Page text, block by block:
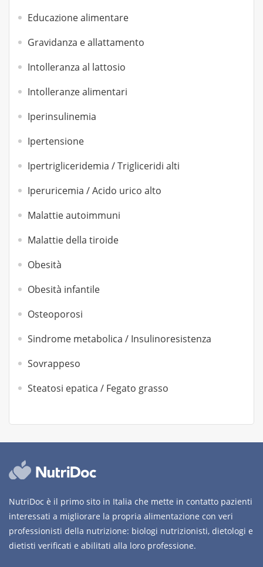
Educazione alimentare
Gravidanza e allattamento
Intolleranza al lattosio
Intolleranze alimentari
Iperinsulinemia
Ipertensione
Ipertrigliceridemia / Trigliceridi alti
Iperuricemia / Acido urico alto
Malattie autoimmuni
Malattie della tiroide
Obesità
Obesità infantile
Osteoporosi
Sindrome metabolica / Insulinoresistenza
Sovrappeso
Steatosi epatica / Fegato grasso
NutriDoc è il primo sito in Italia che mette in contatto pazienti
interessati a migliorare la propria alimentazione con veri
professionisti della nutrizione: biologi nutrizionisti, dietologi e
dietisti verificati e abilitati alla loro professione.